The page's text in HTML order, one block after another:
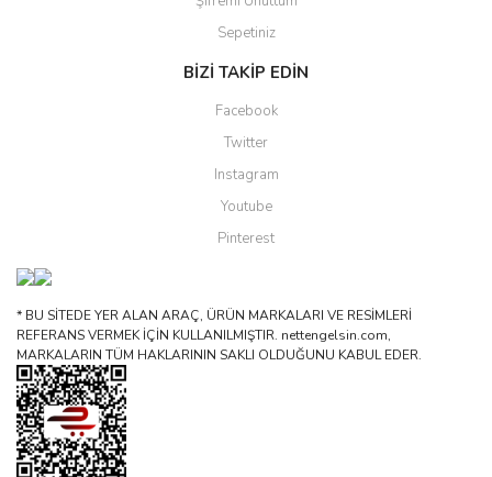
Sepetiniz
BİZİ TAKİP EDİN
Facebook
Twitter
Instagram
Youtube
Pinterest
* BU SİTEDE YER ALAN ARAÇ, ÜRÜN MARKALARI VE RESİMLERİ
REFERANS VERMEK İÇİN KULLANILMIŞTIR. nettengelsin.com,
MARKALARIN TÜM HAKLARININ SAKLI OLDUĞUNU KABUL EDER.